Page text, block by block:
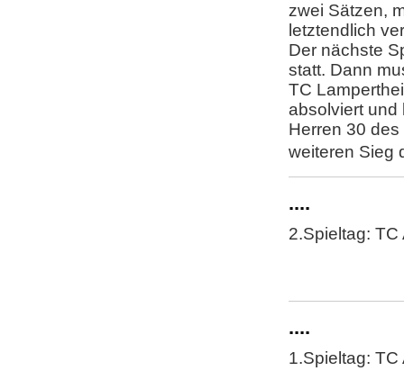
zwei Sätzen,
letztendlich
Der nächste
statt. Dann
TC
absolviert und
Herren 30
weiteren
....
2.Spieltag:
....
1.Spieltag: